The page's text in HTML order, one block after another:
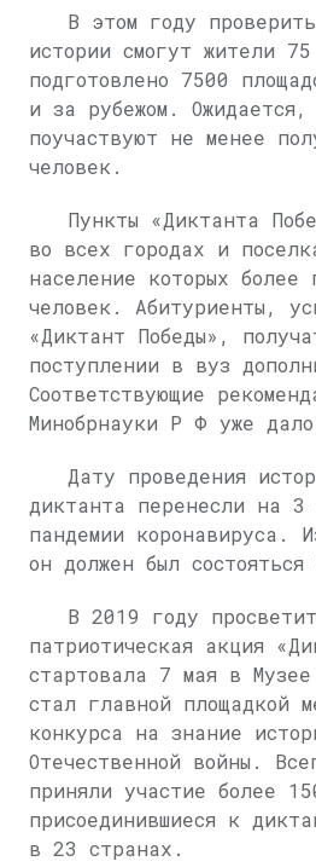
В этом году
истории смогут жители
подготовлено 7500
и за рубежом.
поучаствуют не менее
человек.
Пункты «Диктанта
во всех городах и
население которых более
человек. Абитуриенты,
«Диктант Победы»,
поступлении в вуз
Соответствующие
Минобрнауки Р Ф уже
Дату проведения
диктанта перенесли на 3
пандемии коронавируса.
он должен был
В 2019 году
патриотическая акция
стартовала 7 мая в
стал главной площадкой
конкурса на знание
Отечественной войны.
приняли участие более
присоединившиеся к
в 23 странах.